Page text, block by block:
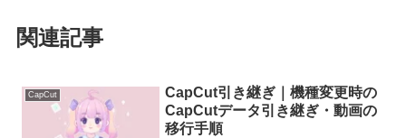
関連記事
CapCut
CapCut引き継ぎ｜機種変更時の
CapCutデータ引き継ぎ・動画の
移行手順